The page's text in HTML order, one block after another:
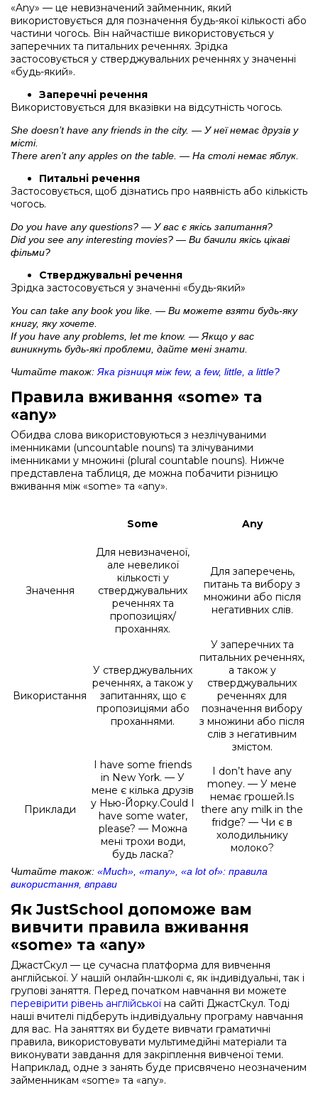
«Any» — це невизначений займенник, який
використовується для позначення будь-якої кількості або
частини чогось. Він найчастіше використовується у
заперечних та питальних реченнях. Зрідка
застосовується у стверджувальних реченнях у значенні
«будь-який».
Заперечні речення
Використовується для вказівки на відсутність чогось.
She doesn’t have any friends in the city. — У неї немає друзів у
місті.
There aren’t any apples on the table. — На столі немає яблук.
Питальні речення
Застосовується, щоб дізнатись про наявність або кількість
чогось.
Do you have any questions? — У вас є якісь запитання?
Did you see any interesting movies? — Ви бачили якісь цікаві
фільми?
Стверджувальні речення
Зрідка застосовується у значенні «будь-який»
You can take any book you like. — Ви можете взяти будь-яку
книгу, яку хочете.
If you have any problems, let me know. — Якщо у вас
виникнуть будь-які проблеми, дайте мені знати.
Читайте також: Яка різниця між few, a few, little, a little?
Правила вживання «some» та
«any»
Обидва слова використовуються з незлічуваними
іменниками (uncountable nouns) та злічуваними
іменниками у множині (plural countable nouns). Нижче
представлена таблиця, де можна побачити різницю
вживання між «some» та «any».
Some Any
Значення
Для невизначеної,
але невеликої
кількості у
стверджувальних
реченнях та
пропозиціях/
проханнях.
Для заперечень,
питань та вибору з
множини або після
негативних слів.
Використання
У стверджувальних
реченнях, а також у
запитаннях, що є
пропозиціями або
проханнями.
У заперечних та
питальних реченнях,
а також у
стверджувальних
реченнях для
позначення вибору
з множини або після
слів з негативним
змістом.
Приклади
I have some friends
in New York. — У
мене є кілька друзів
у Нью-Йорку.Could I
have some water,
please? — Можна
мені трохи води,
будь ласка?
I don’t have any
money. — У мене
немає грошей.Is
there any milk in the
fridge? — Чи є в
холодильнику
молоко?
Читайте також: «Much», «many», «a lot of»: правила
використання, вправи
Як JustSchool допоможе вам
вивчити правила вживання
«some» та «any»
ДжастСкул — це сучасна платформа для вивчення
англійської. У нашій онлайн-школі є, як індивідуальні, так і
групові заняття. Перед початком навчання ви можете
перевірити рівень англійськоїна сайті ДжастСкул. Тоді
наші вчителі підберуть індивідуальну програму навчання
для вас. На заняттях ви будете вивчати граматичні
правила, використовувати мультимедійні матеріали та
виконувати завдання для закріплення вивченої теми.
Наприклад, одне з занять буде присвячено неозначеним
займенникам «some» та «any».